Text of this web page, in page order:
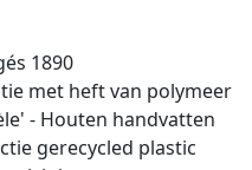
1890
met heft van polymeer
- Houten handvatten
gerecycled plastic